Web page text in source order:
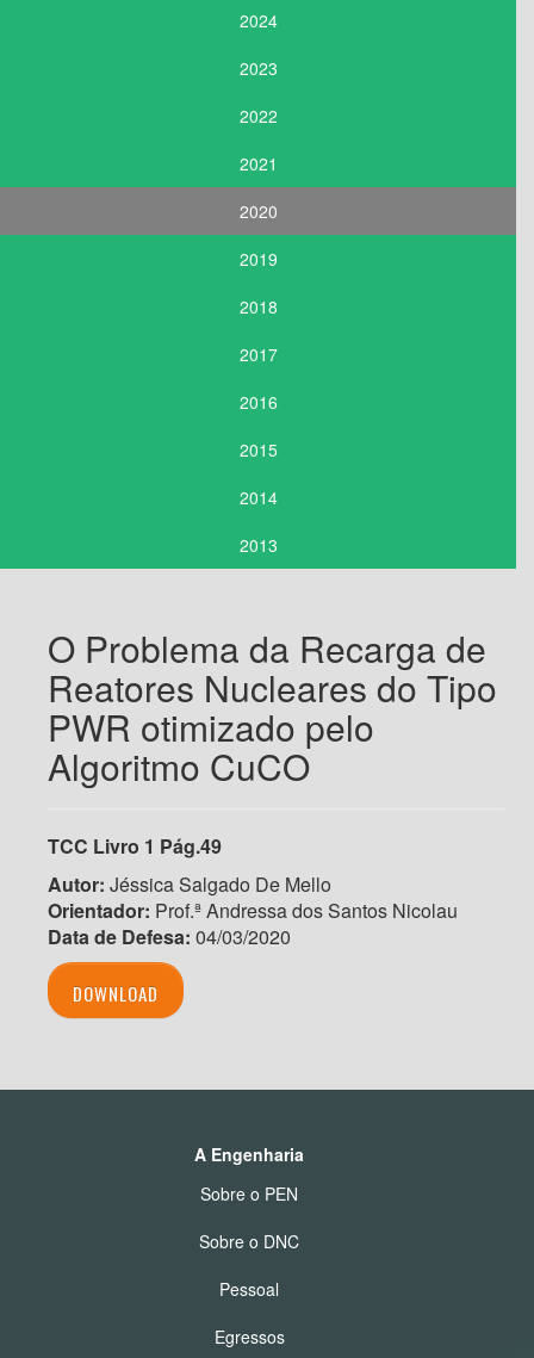
2024
2023
2022
2021
2020
2019
2018
2017
2016
2015
2014
2013
O Problema da Recarga de
Reatores Nucleares do Tipo
PWR otimizado pelo
Algoritmo CuCO
TCC Livro 1 Pág.49
Autor: Jéssica Salgado De Mello
Orientador: Prof.ª Andressa dos Santos Nicolau
Data de Defesa: 04/03/2020
DOWNLOAD
A Engenharia
Sobre o PEN
Sobre o DNC
Pessoal
Egressos